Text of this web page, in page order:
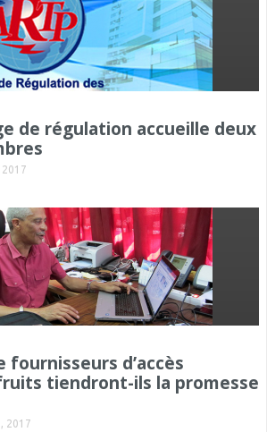
de régulation accueille deux
2017
d’accès
tiendront-ils la promesse
2017